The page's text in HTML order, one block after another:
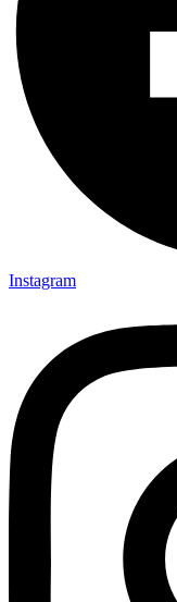
Instagram